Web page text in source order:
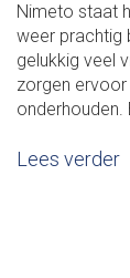
Nimeto staat
weer prachtig
gelukkig veel
zorgen
onderhouden.
Lees verder